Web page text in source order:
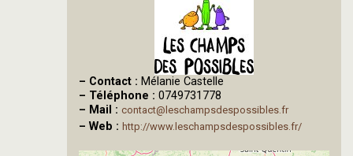
– Contact : Mélanie Castelle
– Téléphone : 0749731778
– Mail : contact@leschampsdespossibles.fr
– Web : http://www.leschampsdespossibles.fr/